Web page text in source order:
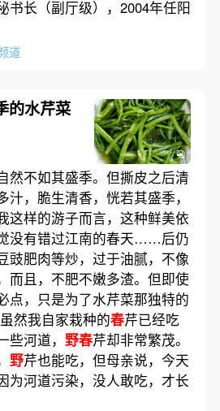
书长（副厅级），2004年任阳
道
的水芹菜
然不如其盛季。但撕皮之后清
，脆生清香，恍若其盛季，
这样的游子而言，这种鲜美依
没有错过江南的春天……后仍
豉肥肉等炒，过于油腻，不像
而且，不肥不嫩多渣。但即使
点，只是为了水芹菜那独特的
然我自家栽种的春芹已经吃
河道， 野春芹却非常繁茂。
野芹也能吃，但母亲说，今天
为河道污染，没人敢吃，才长